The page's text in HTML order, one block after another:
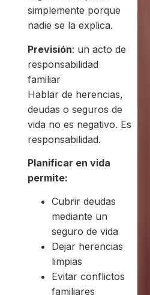
simplemente porque
nadie se la explica.
Previsión: un acto de
responsabilidad
familiar
Hablar de herencias,
deudas o seguros de
vida no es negativo. Es
responsabilidad.
Planificar en vida
permite:
Cubrir deudas
mediante un
seguro de vida
Dejar herencias
limpias
Evitar conflictos
familiares